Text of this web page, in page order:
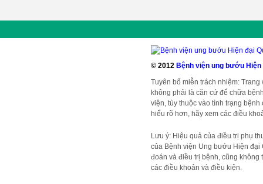
© 2012 Bệnh viện ung bướu
Tuyên bố miễn trách nhiệm:
không phải là căn cứ để chữa
viện, tùy thuộc vào tình trạng
hiểu rõ hơn, hãy xem các điều
Lưu ý: Hiệu quả của điều trị phụ
của Bệnh viện Ung bướu Hiện đại
đoán và điều trị bệnh, cũng không
các điều khoản và điều kiện.